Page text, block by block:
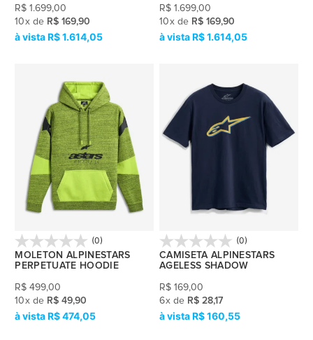
R$ 1.699,00
10x de R$ 169,90
R$ 1.614,05
R$ 1.699,00
10x de R$ 169,90
R$ 1.614,05
(0)
MOLETON ALPINESTARS
PERPETUATE HOODIE
R$ 499,00
10x de R$ 49,90
R$ 474,05
(0)
CAMISETA ALPINESTARS
AGELESS SHADOW
R$ 169,00
6x de R$ 28,17
R$ 160,55